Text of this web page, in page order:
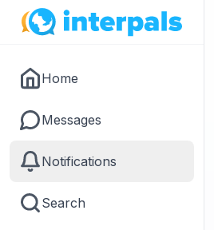
Home
Messages
Notifications
Search